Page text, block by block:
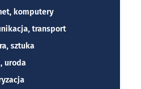
komputery
transport
sztuka
uroda